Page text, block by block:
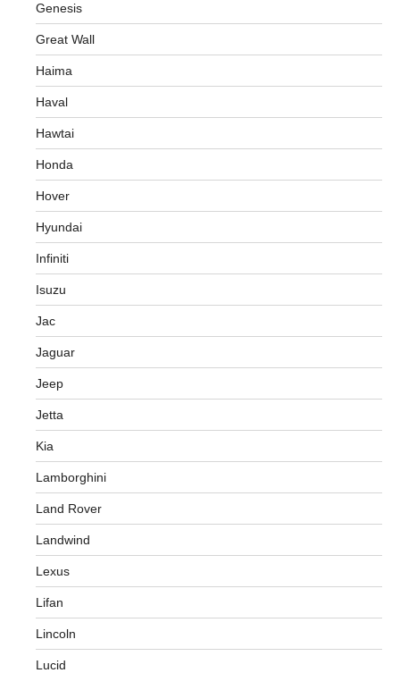
Genesis
Great Wall
Haima
Haval
Hawtai
Honda
Hover
Hyundai
Infiniti
Isuzu
Jac
Jaguar
Jeep
Jetta
Kia
Lamborghini
Land Rover
Landwind
Lexus
Lifan
Lincoln
Lucid